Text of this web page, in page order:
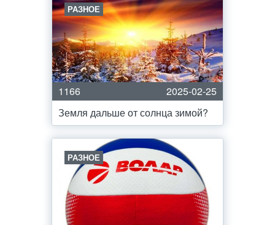
РАЗНОЕ
1166
2025-02-25
Земля дальше от солнца зимой?
РАЗНОЕ